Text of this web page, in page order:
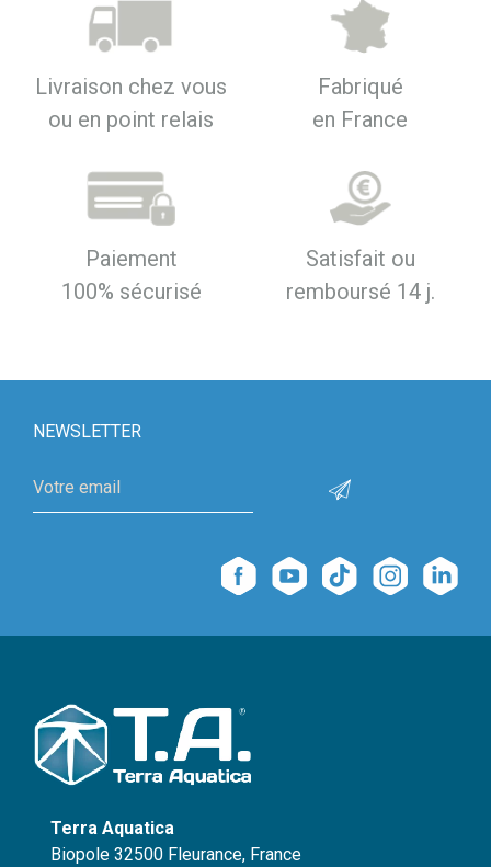
Livraison chez vous
ou en point relais
Fabriqué
en France
Paiement
100% sécurisé
Satisfait ou
remboursé 14 j.
NEWSLETTER
Terra Aquatica
Biopole 32500 Fleurance, France